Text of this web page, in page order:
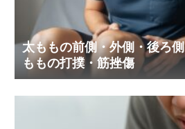
太ももの前側・外側・後ろ
ももの打撲・筋挫傷